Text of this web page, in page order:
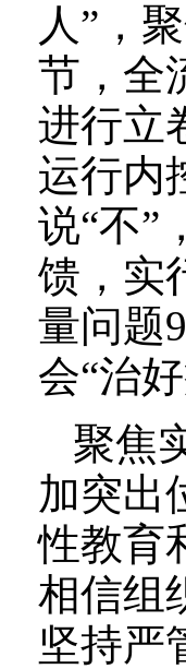
人”，
节，全
进行立
运行内
说“不”
馈，实
量问题
会“治好
聚焦
加突出
性教育
相信组
坚持严